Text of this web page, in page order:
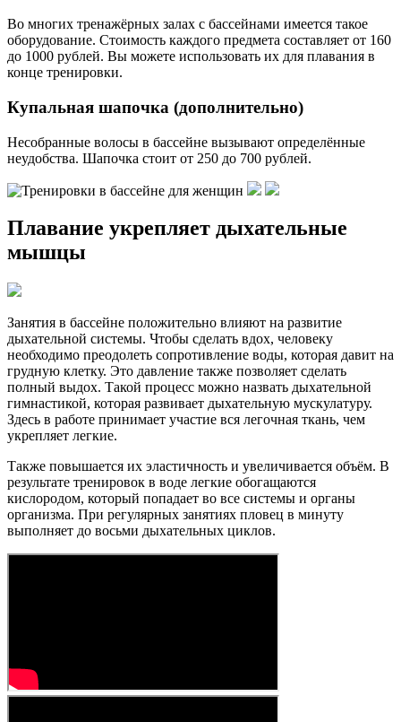
Во многих тренажёрных залах с бассейнами имеется такое
оборудование. Стоимость каждого предмета составляет от 160
до 1000 рублей. Вы можете использовать их для плавания в
конце тренировки.
Купальная шапочка (дополнительно)
Несобранные волосы в бассейне вызывают определённые
неудобства. Шапочка стоит от 250 до 700 рублей.
Плавание укрепляет дыхательные
мышцы
Занятия в бассейне положительно влияют на развитие
дыхательной системы. Чтобы сделать вдох, человеку
необходимо преодолеть сопротивление воды, которая давит на
грудную клетку. Это давление также позволяет сделать
полный выдох. Такой процесс можно назвать дыхательной
гимнастикой, которая развивает дыхательную мускулатуру.
Здесь в работе принимает участие вся легочная ткань, чем
укрепляет легкие.
Также повышается их эластичность и увеличивается объём. В
результате тренировок в воде легкие обогащаются
кислородом, который попадает во все системы и органы
организма. При регулярных занятиях пловец в минуту
выполняет до восьми дыхательных циклов.